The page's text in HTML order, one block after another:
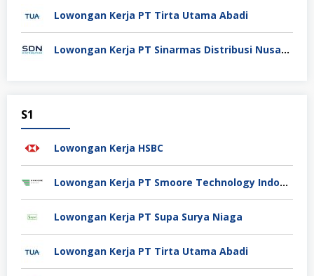
Lowongan Kerja PT Tirta Utama Abadi
Lowongan Kerja PT Sinarmas Distribusi Nusantara
S1
Lowongan Kerja HSBC
Lowongan Kerja PT Smoore Technology Indonesia
Lowongan Kerja PT Supa Surya Niaga
Lowongan Kerja PT Tirta Utama Abadi